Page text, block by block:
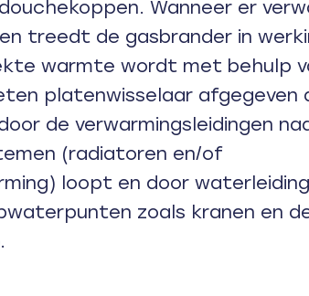
Wanneer er
treedt de gasbrander in
warmte wordt met behulp
platenwisselaar afgegeven
de verwarmingsleidingen
(radiatoren en/of
loopt en door
zoals kranen en